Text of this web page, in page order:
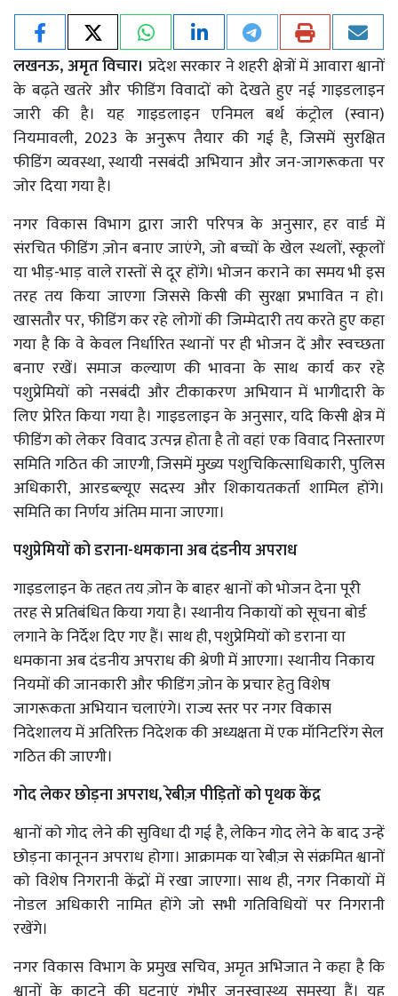
लखनऊ, अमृत विचार। प्रदेश सरकार ने शहरी क्षेत्रों में आवारा श्वानों
के बढ़ते खतरे और फीडिंग विवादों को देखते हुए नई गाइडलाइन
जारी की है। यह गाइडलाइन एनिमल बर्थ कंट्रोल (स्वान)
नियमावली, 2023 के अनुरूप तैयार की गई है, जिसमें सुरक्षित
फीडिंग व्यवस्था, स्थायी नसबंदी अभियान और जन-जागरूकता पर
जोर दिया गया है।
नगर विकास विभाग द्वारा जारी परिपत्र के अनुसार, हर वार्ड में
संरचित फीडिंग ज़ोन बनाए जाएंगे, जो बच्चों के खेल स्थलों, स्कूलों
या भीड़-भाड़ वाले रास्तों से दूर होंगे। भोजन कराने का समय भी इस
तरह तय किया जाएगा जिससे किसी की सुरक्षा प्रभावित न हो।
खासतौर पर, फीडिंग कर रहे लोगों की जिम्मेदारी तय करते हुए कहा
गया है कि वे केवल निर्धारित स्थानों पर ही भोजन दें और स्वच्छता
बनाए रखें। समाज कल्याण की भावना के साथ कार्य कर रहे
पशुप्रेमियों को नसबंदी और टीकाकरण अभियान में भागीदारी के
लिए प्रेरित किया गया है। गाइडलाइन के अनुसार, यदि किसी क्षेत्र में
फीडिंग को लेकर विवाद उत्पन्न होता है तो वहां एक विवाद निस्तारण
समिति गठित की जाएगी, जिसमें मुख्य पशुचिकित्साधिकारी, पुलिस
अधिकारी, आरडब्ल्यूए सदस्य और शिकायतकर्ता शामिल होंगे।
समिति का निर्णय अंतिम माना जाएगा।
पशुप्रेमियों को डराना-धमकाना अब दंडनीय अपराध
गाइडलाइन के तहत तय ज़ोन के बाहर श्वानों को भोजन देना पूरी
तरह से प्रतिबंधित किया गया है। स्थानीय निकायों को सूचना बोर्ड
लगाने के निर्देश दिए गए हैं। साथ ही, पशुप्रेमियों को डराना या
धमकाना अब दंडनीय अपराध की श्रेणी में आएगा। स्थानीय निकाय
नियमों की जानकारी और फीडिंग ज़ोन के प्रचार हेतु विशेष
जागरूकता अभियान चलाएंगे। राज्य स्तर पर नगर विकास
निदेशालय में अतिरिक्त निदेशक की अध्यक्षता में एक मॉनिटरिंग सेल
गठित की जाएगी।
गोद लेकर छोड़ना अपराध, रेबीज़ पीड़ितों को पृथक केंद्र
श्वानों को गोद लेने की सुविधा दी गई है, लेकिन गोद लेने के बाद उन्हें
छोड़ना कानूनन अपराध होगा। आक्रामक या रेबीज़ से संक्रमित श्वानों
को विशेष निगरानी केंद्रों में रखा जाएगा। साथ ही, नगर निकायों में
नोडल अधिकारी नामित होंगे जो सभी गतिविधियों पर निगरानी
रखेंगे।
नगर विकास विभाग के प्रमुख सचिव, अमृत अभिजात ने कहा है कि